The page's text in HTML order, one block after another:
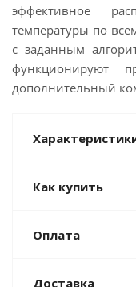
эффективное
температуры по
с заданным
функционируют
дополнительный
Как купить
Оплата
Доставка